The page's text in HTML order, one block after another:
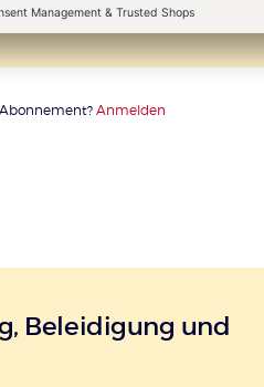
Anmelden
Beleidigung und